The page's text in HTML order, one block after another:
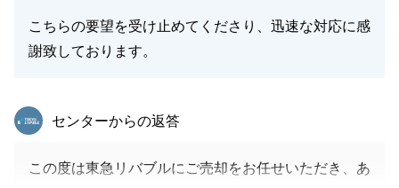
こちらの要望を受け止めてくださり、迅速な対応に感
謝致しております。
東急リバブル
センターからの返答
この度は東急リバブルにご売却をお任せいただき、あ